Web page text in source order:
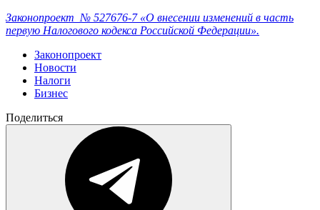
Законопроект № 527676-7 «О внесении изменений в часть
первую Налогового кодекса Российской Федерации».
Законопроект
Новости
Налоги
Бизнес
Поделиться